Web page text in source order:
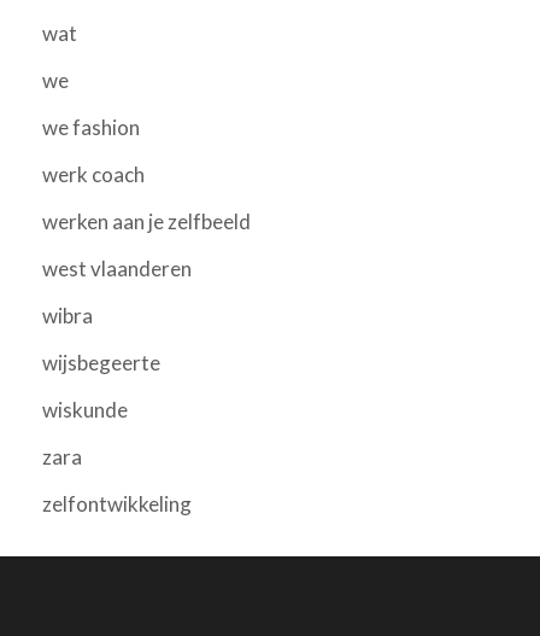
wat
we
we fashion
werk coach
werken aan je zelfbeeld
west vlaanderen
wibra
wijsbegeerte
wiskunde
zara
zelfontwikkeling